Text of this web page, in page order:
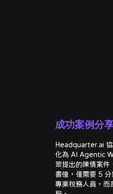
成功案例分
Headquarter.ai 協
化為 AI Agentic
眾提出的陳情案
書僮，僅需要 5
專業稅務人員，而